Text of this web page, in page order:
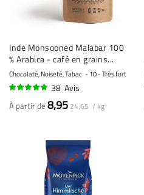
Inde Monsooned Malabar 100
% Arabica - café en grains
fraîchement torréfié
Chocolaté, Noiseté, Tabac 10 - Très fort
38 Avis
À partir de 8,95 24,65 / kg